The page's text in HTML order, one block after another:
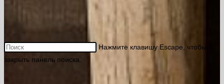
Нажмите клавишу Escape, чтобы
закрыть панель поиска.